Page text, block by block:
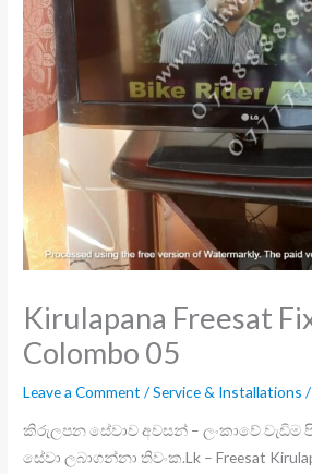
Kirulapana Freesat
Colombo 05
Leave a Comment /Service & Installations
කිරුලපන සේවාව අවසන් – ලංකාවේ
සේවා ලබාගන්නා තිවංක.Lk – Freesat